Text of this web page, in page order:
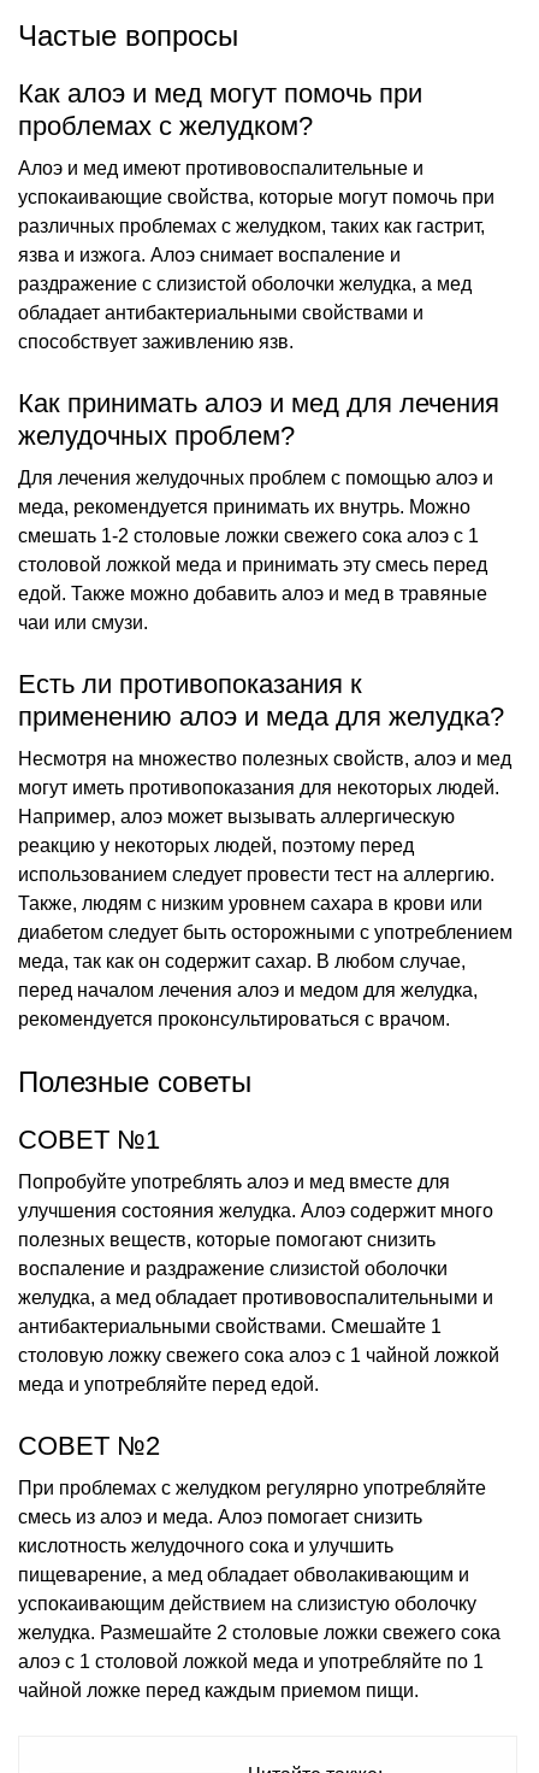
Частые вопросы
Как алоэ и мед могут помочь при
проблемах с желудком?
Алоэ и мед имеют противовоспалительные и
успокаивающие свойства, которые могут помочь при
различных проблемах с желудком, таких как гастрит,
язва и изжога. Алоэ снимает воспаление и
раздражение с слизистой оболочки желудка, а мед
обладает антибактериальными свойствами и
способствует заживлению язв.
Как принимать алоэ и мед для лечения
желудочных проблем?
Для лечения желудочных проблем с помощью алоэ и
меда, рекомендуется принимать их внутрь. Можно
смешать 1-2 столовые ложки свежего сока алоэ с 1
столовой ложкой меда и принимать эту смесь перед
едой. Также можно добавить алоэ и мед в травяные
чаи или смузи.
Есть ли противопоказания к
применению алоэ и меда для желудка?
Несмотря на множество полезных свойств, алоэ и мед
могут иметь противопоказания для некоторых людей.
Например, алоэ может вызывать аллергическую
реакцию у некоторых людей, поэтому перед
использованием следует провести тест на аллергию.
Также, людям с низким уровнем сахара в крови или
диабетом следует быть осторожными с употреблением
меда, так как он содержит сахар. В любом случае,
перед началом лечения алоэ и медом для желудка,
рекомендуется проконсультироваться с врачом.
Полезные советы
СОВЕТ №1
Попробуйте употреблять алоэ и мед вместе для
улучшения состояния желудка. Алоэ содержит много
полезных веществ, которые помогают снизить
воспаление и раздражение слизистой оболочки
желудка, а мед обладает противовоспалительными и
антибактериальными свойствами. Смешайте 1
столовую ложку свежего сока алоэ с 1 чайной ложкой
меда и употребляйте перед едой.
СОВЕТ №2
При проблемах с желудком регулярно употребляйте
смесь из алоэ и меда. Алоэ помогает снизить
кислотность желудочного сока и улучшить
пищеварение, а мед обладает обволакивающим и
успокаивающим действием на слизистую оболочку
желудка. Размешайте 2 столовые ложки свежего сока
алоэ с 1 столовой ложкой меда и употребляйте по 1
чайной ложке перед каждым приемом пищи.